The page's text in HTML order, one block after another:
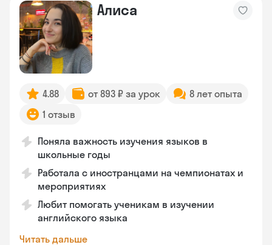
Алиса
4.88 от 893 ₽ за урок
8 лет опыта
1 отзыв
Поняла важность изучения языков в
школьные годы
Работала с иностранцами на чемпионатах и
мероприятиях
Любит помогать ученикам в изучении
английского языка
Читать дальше